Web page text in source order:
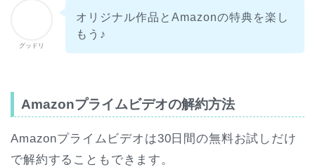
グッドリ
オリジナル作品とAmazonの特典を楽し
もう♪
Amazonプライムビデオの解約方法
Amazonプライムビデオは30日間の無料お試しだけ
で解約することもできます。